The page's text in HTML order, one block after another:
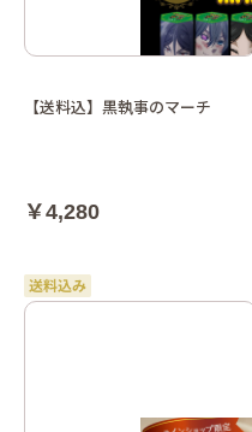
【送料込】黒執事のマーチ
￥4,280